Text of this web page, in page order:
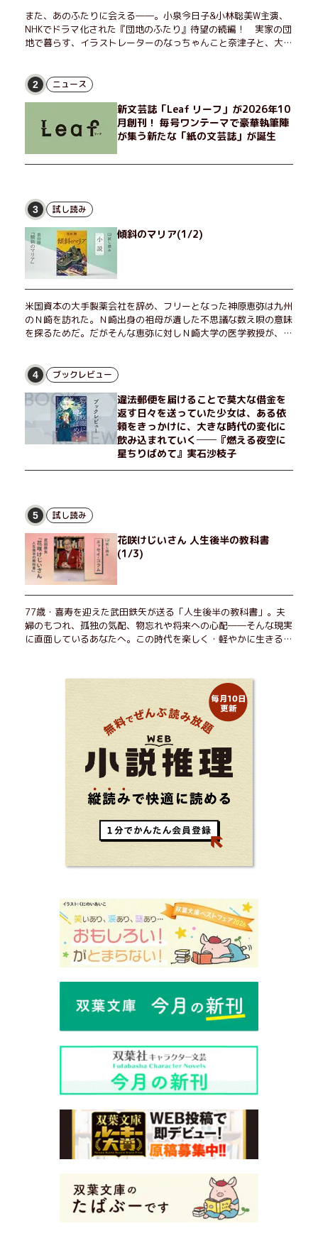
また、あのふたりに会える――。小泉今日子&小林聡美W主演、
NHKでドラマ化された『団地のふたり』待望の続編！ 実家の団
地で暮らす、イラストレーターのなっちゃんこと奈津子と、大学
げたり、部屋でふたりだけの「台湾映画祭」を催したり。50代
独身、幼なじみの変わらぬ友情とささやかな幸せの日々を描く。
2 ニュース
新文芸誌「Leaf リーフ」が2026年10
月創刊！ 毎号ワンテーマで豪華執筆陣
が集う新たな「紙の文芸誌」が誕生
3 試し読み
傾斜のマリア(1/2)
米国資本の大手製薬会社を辞め、フリーとなった神原恵弥は九州
のＮ崎を訪れた。Ｎ崎出身の祖母が遺した不思議な数え唄の意味
を探るためだ。だがそんな恵弥に対しＮ崎大学の医学教授が、米
恵弥は、まるで影のような存在の博士とまみえることはできるの
か？ そして、唄の歌詞「かたむくマリア」に込められた秘密と
は？ 謎めいたラストが鮮烈な余韻を残すシリーズ第四作！
4 ブックレビュー
違法郵便を届けることで莫大な借金を
返す日々を送っていた少女は、ある依
頼をきっかけに、大きな時代の変化に
飲み込まれていく──『燃える夜空に
星ちりばめて』実石沙枝子
5 試し読み
花咲けじいさん 人生後半の教科書
(1/3)
77歳・喜寿を迎えた武田鉄矢が送る「人生後半の教科書」。夫
婦のもつれ、孤独の気配、物忘れや将来への心配――そんな現実
に直面しているあなたへ。この時代を楽しく・軽やかに生きるヒ
ら！ 読むだけで前向きになれる一冊。